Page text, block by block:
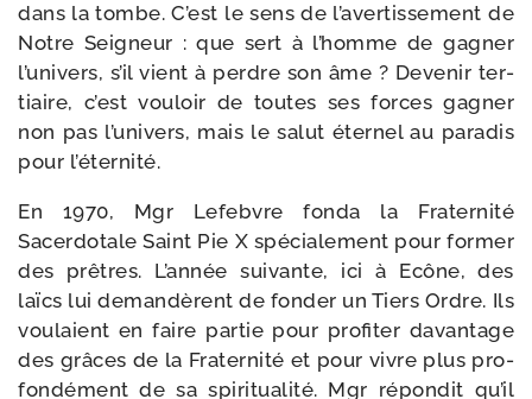
dans la tombe. C’est le sens de l’avertissement de
Notre Seigneur : que sert à l’homme de gagner
l’univers, s’il vient à perdre son âme ? Devenir ter­
tiaire, c’est vou­loir de toutes ses forces gagner
non pas l’univers, mais le salut éter­nel au para­dis
pour l’éternité.
En 1970, Mgr Lefebvre fon­da la Fraternité
Sacerdotale Saint Pie X spé­cia­le­ment pour for­mer
des prêtres. L’année sui­vante, ici à Ecône, des
laïcs lui deman­dèrent de fon­der un Tiers Ordre. Ils
vou­laient en faire par­tie pour pro­fi­ter davan­tage
des grâces de la Fraternité et pour vivre plus pro­
fon­dé­ment de sa spi­ri­tua­li­té. Mgr répon­dit qu’il